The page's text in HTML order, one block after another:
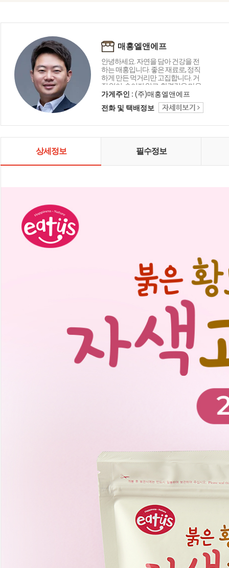
매홍엘앤에프
안녕하세요. 자연을 담아 건강을 전
하는 매홍입니다. 좋은 재료로, 정직
하게 만든 먹거리만 고집합니다. 거
짓 없이, 속이지 않고, 한결같은 마음
으로 만들었습니다. 고객님 식탁에
건강과 정(情)이 피어나길 바라는 마
음, 오늘도 자연 닮은 정성으로 한 그
가게주인 : (주)매홍엘앤에프
전화 및 택배정보
상세정보 필수정보